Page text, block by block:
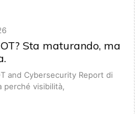
Sta maturando, ma
and Cybersecurity Report di
perché visibilità,